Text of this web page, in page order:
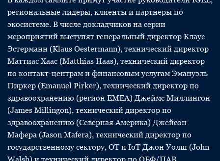
региональные лидеры, клиенты и партнеры по
экосистеме. В числе докладчиков на серии
мероприятий выступят генеральный директор Клаус
Эстерманн (Klaus Oestermann), технический директор
Маттиас Хаас (Matthias Haas), технический директор
по контакт-центрам и финансовым услугам Эмануэль
Пиркер (Emanuel Pirker), технический директор по
здравоохранению (регион EMEA) Джеймс Миллингон
(James Millingon), технический директор по
здравоохранению (Северная Америка) Джейсон
Мафера (Jason Mafera), технический директор по
государственному сектору, OT и IoT Джон Уолш (John